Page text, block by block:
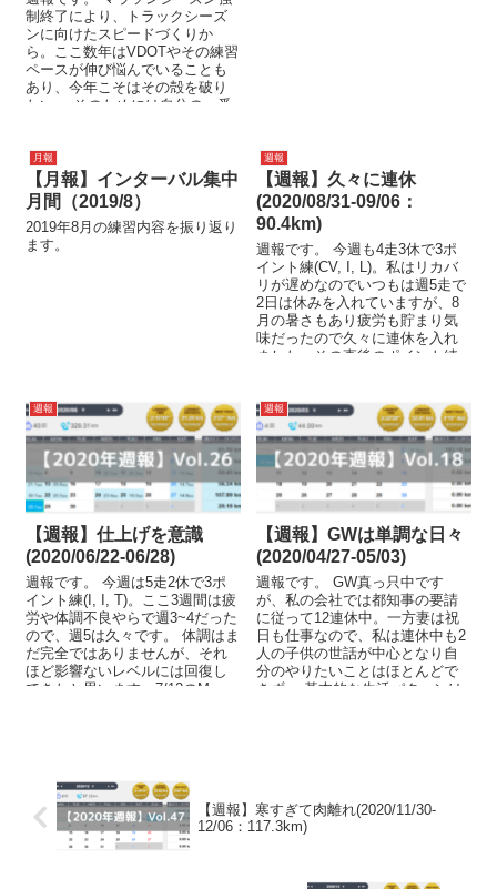
制終了により、トラックシーズ
ンに向けたスピードづくりか
ら。ここ数年はVDOTやその練習
ペースが伸び悩んでいることも
あり、今年こそはその殻を破り
たい。 そのためには自分の一番
月報
【月報】インターバル集中
月間（2019/8）
2019年8月の練習内容を振り返り
ます。
週報
【週報】久々に連休
(2020/08/31-09/06：
90.4km)
週報です。 今週も4走3休で3ポ
イント練(CV, I, L)。私はリカバ
リが遅めなのでいつもは週5走で
2日は休みを入れていますが、8
月の暑さもあり疲労も貯まり気
味だったので久々に連休を入れ
ました。その直後のポイント練
週報
【週報】仕上げを意識
(2020/06/22-06/28)
週報です。 今週は5走2休で3ポ
イント練(I, I, T)。ここ3週間は疲
労や体調不良やらで週3~4だった
ので、週5は久々です。 体調はま
だ完全ではありませんが、それ
ほど影響ないレベルには回復し
てきたと思います。7/12のMx...
週報
【週報】GWは単調な日々
(2020/04/27-05/03)
週報です。 GW真っ只中です
が、私の会社では都知事の要請
に従って12連休中。一方妻は祝
日も仕事なので、私は連休中も2
人の子供の世話が中心となり自
分のやりたいことはほとんどで
きず。 基本的な生活パターンは
【週報】寒すぎて肉離れ(2020/11/30-
12/06：117.3km)